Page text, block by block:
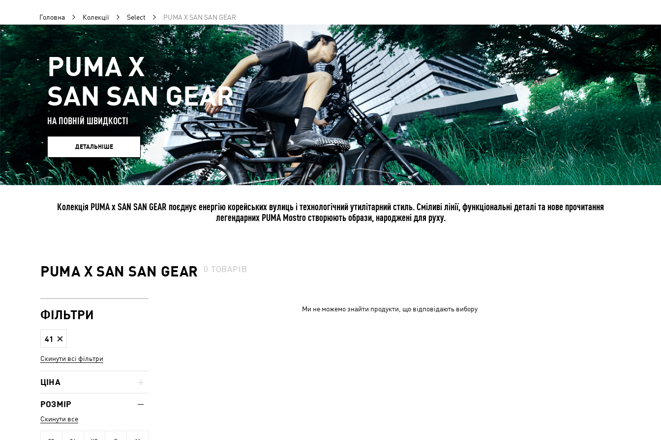
Головна Колекції Select PUMA X SAN SAN GEAR
PUMA X
SAN SAN GEAR
НА ПОВНІЙ ШВИДКОСТІ
ДЕТАЛЬНІШЕ
Колекція PUMA x SAN SAN GEAR поєднує енергію корейських вулиць і технологічний утилітарний стиль. Сміливі лінії, функціональні деталі та нове прочитання
легендарних PUMA Mostro створюють образи, народжені для руху.
PUMA X SAN SAN GEAR 0 ТОВАРІВ
Ми не можемо знайти продукти, що відповідають вибору
ФІЛЬТРИ
41
Скинути всі фільтри
ЦІНА
РОЗМІР
Скинути все